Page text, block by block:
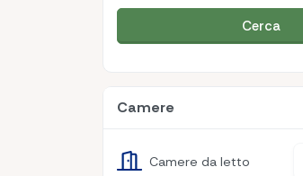
Cerca
Camere
Camere da letto